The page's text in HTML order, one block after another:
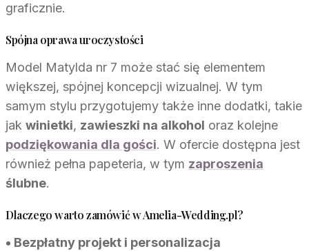
graficznie.
Spójna oprawa uroczystości
Model Matylda nr 7 może stać się elementem
większej, spójnej koncepcji wizualnej. W tym
samym stylu przygotujemy także inne dodatki, takie
jak winietki, zawieszki na alkohol oraz kolejne
podziękowania dla gości. W ofercie dostępna jest
również pełna papeteria, w tym zaproszenia
ślubne.
Dlaczego warto zamówić w Amelia-Wedding.pl?
• Bezpłatny projekt i personalizacja